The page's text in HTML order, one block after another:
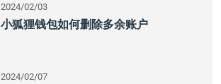
2024/02/03
小狐狸钱包如何删除多余账户
2024/02/07